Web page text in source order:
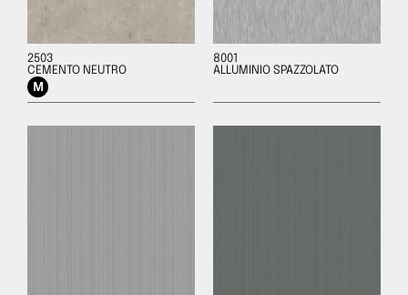
2503
CEMENTO NEUTRO
8001
ALLUMINIO SPAZZOLATO